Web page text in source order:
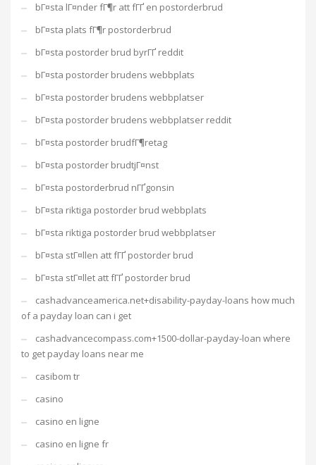
bГ¤sta lГ¤nder fГ¶r att fГҐ en postorderbrud
bГ¤sta plats fГ¶r postorderbrud
bГ¤sta postorder brud byrГҐ reddit
bГ¤sta postorder brudens webbplats
bГ¤sta postorder brudens webbplatser
bГ¤sta postorder brudens webbplatser reddit
bГ¤sta postorder brudfГ¶retag
bГ¤sta postorder brudtjГ¤nst
bГ¤sta postorderbrud nГҐgonsin
bГ¤sta riktiga postorder brud webbplats
bГ¤sta riktiga postorder brud webbplatser
bГ¤sta stГ¤llen att fГҐ postorder brud
bГ¤sta stГ¤llet att fГҐ postorder brud
cashadvanceamerica.net+disability-payday-loans how much
of a payday loan can i get
cashadvancecompass.com+1500-dollar-payday-loan where
to get payday loans near me
casibom tr
casino
casino en ligne
casino en ligne fr